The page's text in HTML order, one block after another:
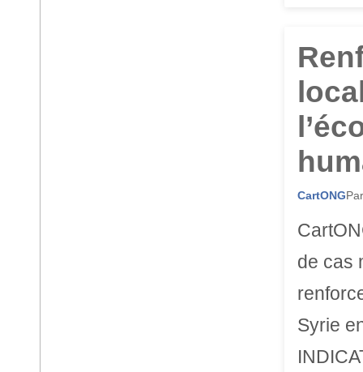
CartONG
de cas
Syrie